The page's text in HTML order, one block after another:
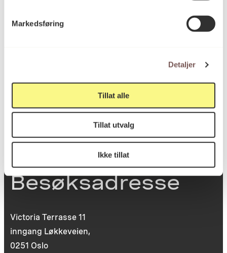
Markedsføring
Detaljer
Tillat alle
Tillat utvalg
Ikke tillat
Postadresse
post@koro.no
Besøksadresse
Victoria Terrasse 11
inngang Løkkeveien,
0251 Oslo